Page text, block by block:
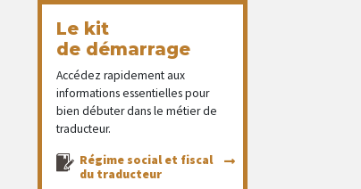
Le kit
de démarrage
Accédez rapidement aux
informations essentielles pour
bien débuter dans le métier de
traducteur.
Régime social et fiscal
du traducteur